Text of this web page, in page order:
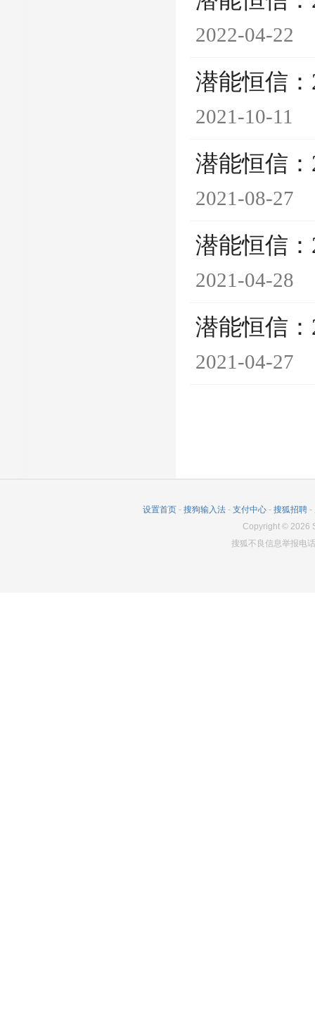
2022-04-22
潜能恒信
2021-10-11
潜能恒信
2021-08-27
潜能恒信
2021-04-28
潜能恒信
2021-04-27
设置首页 - 搜狗输入法 - 支付中心 - 搜狐招聘 -
Copyright © 2026
搜狐不良信息举报电